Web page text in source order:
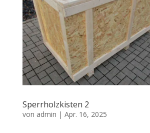
Sperrholzkisten 2
von admin | Apr. 16, 2025